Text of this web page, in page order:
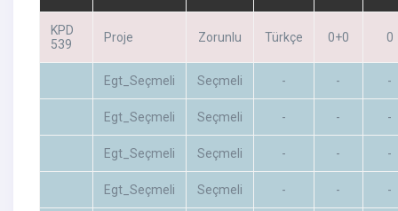
KPD
539
Proje Zorunlu Türkçe 0+0 0
Egt_Seçmeli Seçmeli - - -
Egt_Seçmeli Seçmeli - - -
Egt_Seçmeli Seçmeli - - -
Egt_Seçmeli Seçmeli - - -